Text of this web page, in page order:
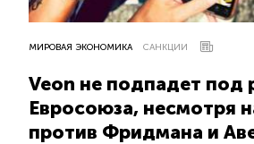
МИРОВАЯ ЭКОНОМИКА САНКЦИИ
Veon не подпадет под
Евросоюза, несмотря
против Фридмана и